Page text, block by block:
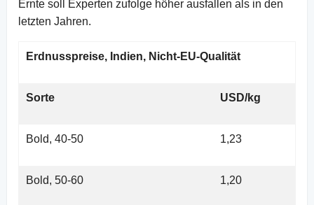
Ernte soll Experten zufolge höher ausfallen als in den
letzten Jahren.
Erdnusspreise, Indien, Nicht-EU-Qualität
Sorte USD/kg
Bold, 40-50 1,23
Bold, 50-60 1,20